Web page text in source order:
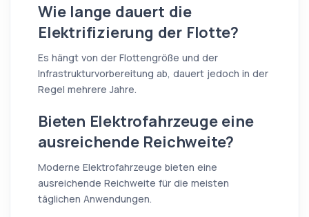
Wie lange dauert die
Elektrifizierung der Flotte?
Es hängt von der Flottengröße und der
Infrastrukturvorbereitung ab, dauert jedoch in der
Regel mehrere Jahre.
Bieten Elektrofahrzeuge eine
ausreichende Reichweite?
Moderne Elektrofahrzeuge bieten eine
ausreichende Reichweite für die meisten
täglichen Anwendungen.